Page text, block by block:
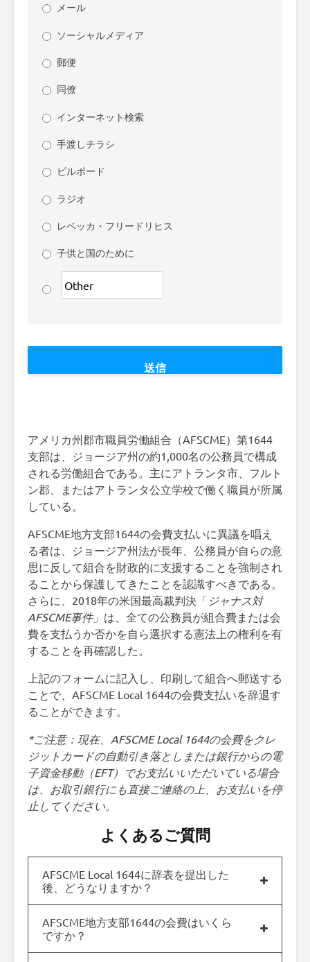
メール
ソーシャルメディア
郵便
同僚
インターネット検索
手渡しチラシ
ビルボード
ラジオ
レベッカ・フリードリヒス
子供と国のために
アメリカ州郡市職員労働組合（AFSCME）第1644
支部は、ジョージア州の約1,000名の公務員で構成
される労働組合である。主にアトランタ市、フルト
ン郡、またはアトランタ公立学校で働く職員が所属
している。
AFSCME地方支部1644の会費支払いに異議を唱え
る者は、ジョージア州法が長年、公務員が自らの意
思に反して組合を財政的に支援することを強制され
ることから保護してきたことを認識すべきである。
さらに、2018年の米国最高裁判決「 ジャナス対
AFSCME事件」 は
全ての公務員が組合費または会
費を支払うか否かを自ら選択する憲法上の権利を有
することを再確認した。
上記のフォームに記入し、印刷して組合へ郵送する
ことで、AFSCME Local 1644の会費支払いを辞退す
ることができます。
*ご注意：現在、AFSCME Local 1644の会費をクレ
ジットカードの自動引き落としまたは銀行からの電
子資金移動（EFT）でお支払いいただいている場合
は、お取引銀行にも直接ご連絡の上、お支払いを停
止してください。
よくあるご質問
AFSCME Local 1644に辞表を提出した
後、どうなりますか？
AFSCME地方支部1644の会費はいくら
ですか？